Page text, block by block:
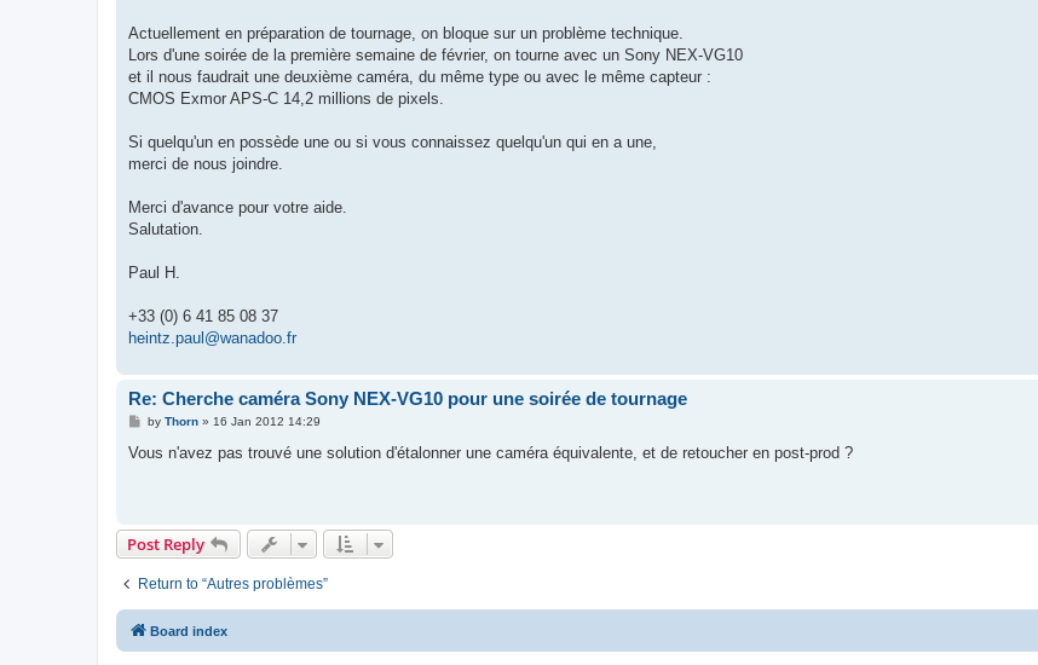
Actuellement en préparation de tournage, on bloque sur un problème technique.
Lors d'une soirée de la première semaine de février, on tourne avec un Sony NEX-VG10
et il nous faudrait une deuxième caméra, du même type ou avec le même capteur :
CMOS Exmor APS-C 14,2 millions de pixels.
Si quelqu'un en possède une ou si vous connaissez quelqu'un qui en a une,
merci de nous joindre.
Merci d'avance pour votre aide.
Salutation.
Paul H.
+33 (0) 6 41 85 08 37
heintz.paul@wanadoo.fr
Re: Cherche caméra Sony NEX-VG10 pour une soirée de tournage
P
s
by Thorn» 16 Jan 2012 14:29
Vous n'avez pas trouvé une solution d'étalonner une caméra équivalente, et de retoucher en post-prod ?
Post Reply
Return to “Autres problèmes”
Board index